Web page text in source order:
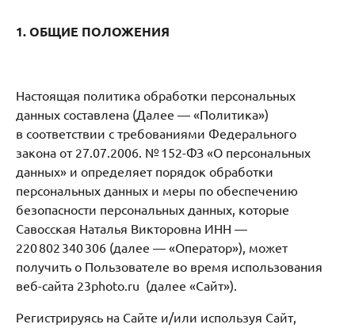
1. ОБЩИЕ ПОЛОЖЕНИЯ
Настоящая политика обработки персональных
данных составлена (Далее — «Политика»)
в соответствии с требованиями Федерального
закона от 27.07.2006. № 152-ФЗ «О персональных
данных» и определяет порядок обработки
персональных данных и меры по обеспечению
безопасности персональных данных, которые
Савосская Наталья Викторовна ИНН —
220 802 340 306 (далее — «Оператор»), может
получить о Пользователе во время использования
веб-сайта 23photo.ru (далее «Сайт»).
Регистрируясь на Сайте и/или используя Сайт,